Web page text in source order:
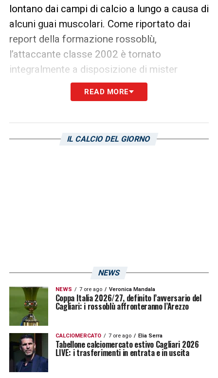
lontano dai campi di calcio a lungo a causa di
alcuni guai muscolari. Come riportato dai
report della formazione rossoblù,
l’attaccante classe 2002 è tornato
integralmente a disposizione di mister
Claudio Ranierie ha lavorato con il resto del
gruppo. Lo stesso tecnico romano ha
mi piace molto e il ragazzo ha dei numeri. Lo
di settembre.
LA PLAYLIST DELLE NOSTRE TOP NEWS
READ MORE
IL CALCIO DEL GIORNO
NEWS
NEWS 7 ore ago Veronica Mandala
Coppa Italia 2026/27, definito l’avversario del
Cagliari: i rossoblù affronteranno l’Arezzo
CALCIOMERCATO 7 ore ago Elia Serra
Tabellone calciomercato estivo Cagliari 2026
LIVE: i trasferimenti in entrata e in uscita